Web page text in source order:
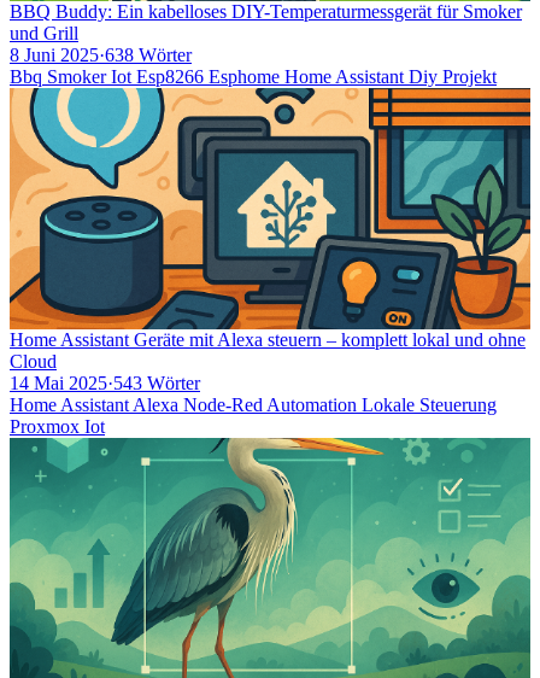
BBQ Buddy: Ein kabelloses DIY-Temperaturmessgerät für Smoker
und Grill
8 Juni 2025·638 Wörter
Bbq SmokerIotEsp8266 Esphome Home AssistantDiy Projekt
Home Assistant Geräte mit Alexa steuern – komplett lokal und ohne
Cloud
14 Mai 2025·543 Wörter
Home AssistantAlexa Node-RedAutomation Lokale Steuerung
Proxmox Iot